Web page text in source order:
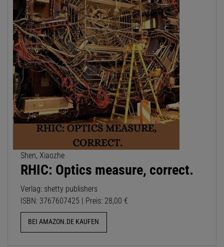
Shen, Xiaozhe
RHIC: Optics measure, correct.
Verlag: shetty publishers
ISBN: 3767607425 | Preis: 28,00 €
BEI AMAZON.DE KAUFEN